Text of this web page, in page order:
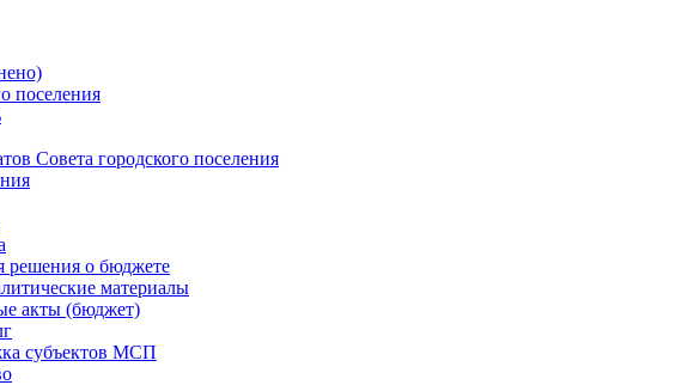
поселения
Совета городского поселения
решения о бюджете
материалы
акты (бюджет)
субъектов МСП